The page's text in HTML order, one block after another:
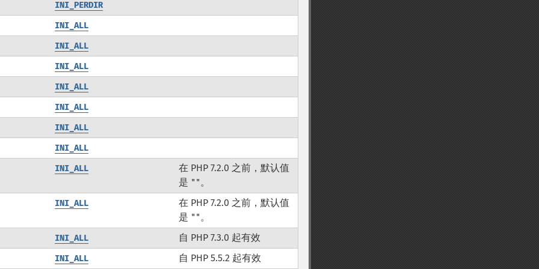
INI_PERDIR
INI_ALL
INI_ALL
INI_ALL
INI_ALL
INI_ALL
INI_ALL
INI_ALL
INI_ALL
在 PHP 7.2.0 之前，默认值
是 ""。
INI_ALL
在 PHP 7.2.0 之前，默认值
是 ""。
INI_ALL 自 PHP 7.3.0 起有效
INI_ALL 自 PHP 5.5.2 起有效